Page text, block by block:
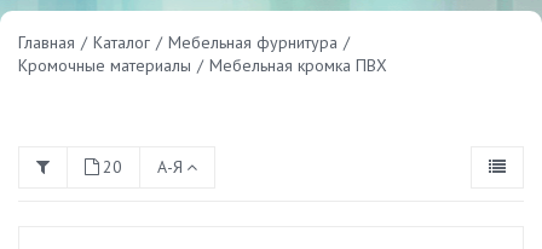
Главная / Каталог / Мебельная фурнитура /
Кромочные материалы / Мебельная кромка ПВХ
20 А-Я